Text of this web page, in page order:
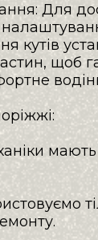
Для
щоб